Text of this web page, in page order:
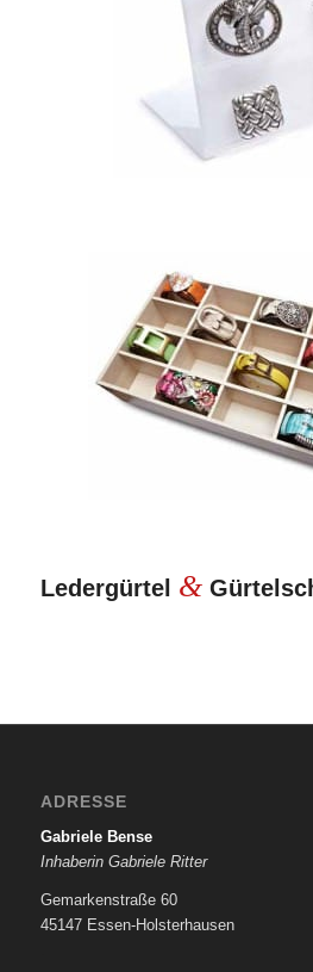
Ledergürtel &
ADRESSE
Gabriele Bense
Inhaberin Gabriele Ritter
Gemarkenstraße 60
45147 Essen-Holsterhausen